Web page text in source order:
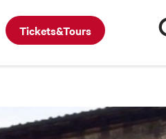
Tickets&Tours